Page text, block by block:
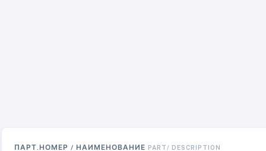
ПАРТ.НОМЕР / НАИМЕНОВАНИЕ PART/ DESCRIPTION